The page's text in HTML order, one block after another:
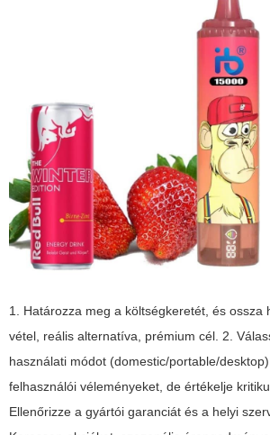
1. Határozza meg a költségkeretét, és ossza
vétel, reális alternatíva, prémium cél. 2.
használati módot (domestic/portable/
felhasználói véleményeket, de értékelje
Ellenőrizze a gyártói garanciát és a helyi